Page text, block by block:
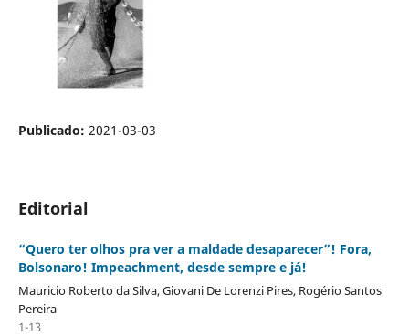
Publicado: 2021-03-03
Editorial
“Quero ter olhos pra ver a maldade desaparecer”! Fora,
Bolsonaro! Impeachment, desde sempre e já!
Mauricio Roberto da Silva, Giovani De Lorenzi Pires, Rogério Santos
Pereira
1-13